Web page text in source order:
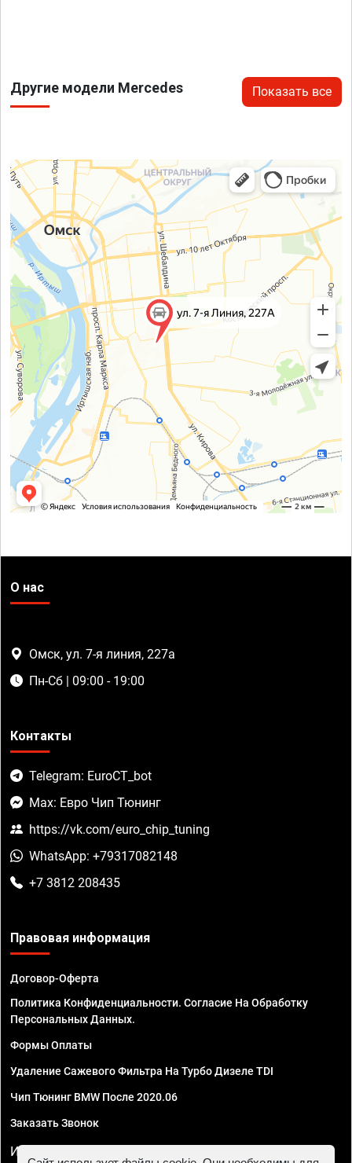
Другие модели Mercedes Показать все
О нас
Омск, ул. 7-я линия, 227а
Пн-Сб | 09:00 - 19:00
Контакты
Telegram: EuroCT_bot
Max: Евро Чип Тюнинг
https://vk.com/euro_chip_tuning
WhatsApp: +79317082148
+7 3812 208435
Правовая информация
Договор-Оферта
Политика Конфиденциальности. Согласие На Обработку
Персональных Данных.
Формы Оплаты
Удаление Сажевого Фильтра На Турбо Дизеле TDI
Чип Тюнинг BMW После 2020.06
Заказать Звонок
ИП Смирнов Георгий Павлович. ИНН 781302555843,